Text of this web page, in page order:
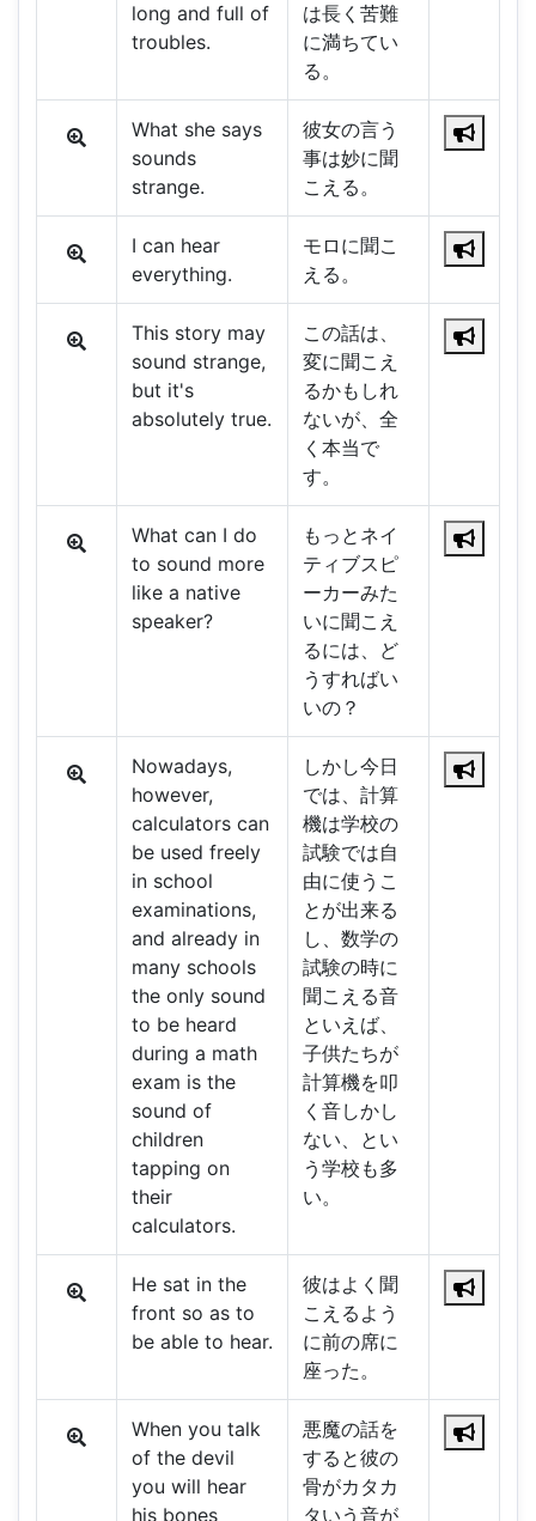
long and full of
troubles.
は長く苦難
に満ちてい
る。
What she says
sounds
strange.
彼女の言う
事は妙に聞
こえる。
I can hear
everything.
モロに聞こ
える。
This story may
sound strange,
but it's
absolutely true.
この話は、
変に聞こえ
るかもしれ
ないが、全
く本当で
す。
What can I do
to sound more
like a native
speaker?
もっとネイ
ティブスピ
ーカーみた
いに聞こえ
るには、ど
うすればい
いの？
Nowadays,
however,
calculators can
be used freely
in school
examinations,
and already in
many schools
the only sound
to be heard
during a math
exam is the
sound of
children
tapping on
their
calculators.
しかし今日
では、計算
機は学校の
試験では自
由に使うこ
とが出来る
し、数学の
試験の時に
聞こえる音
といえば、
子供たちが
計算機を叩
く音しかし
ない、とい
う学校も多
い。
He sat in the
front so as to
be able to hear.
彼はよく聞
こえるよう
に前の席に
座った。
When you talk
of the devil
you will hear
his bones
悪魔の話を
すると彼の
骨がカタカ
タいう音が